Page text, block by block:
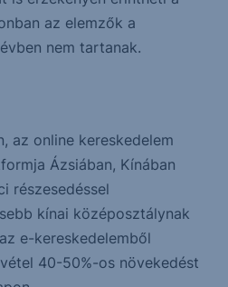
az elemzők a
nem tartanak.
az online kereskedelem
Ázsiában, Kínában
részesedéssel
kínai középosztálynak
e-kereskedelemből
40-50%-os növekedést